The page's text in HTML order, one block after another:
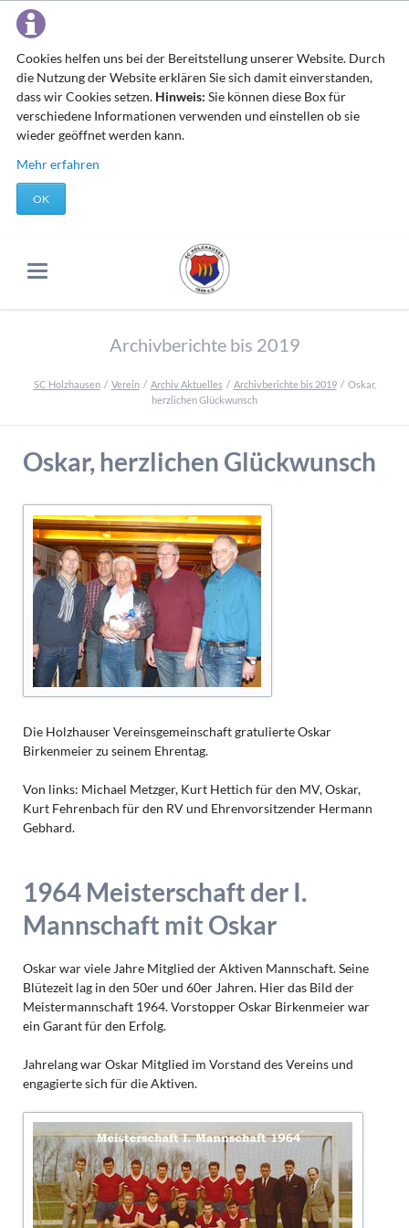
Cookies helfen uns bei der Bereitstellung unserer Website. Durch
die Nutzung der Website erklären Sie sich damit einverstanden,
dass wir Cookies setzen. Hinweis: Sie können diese Box für
verschiedene Informationen verwenden und einstellen ob sie
wieder geöffnet werden kann.
Mehr erfahren
OK
Archivberichte bis 2019
SC Holzhausen Verein Archiv Aktuelles Archivberichte bis 2019
Oskar,
herzlichen Glückwunsch
Oskar, herzlichen Glückwunsch
Die Holzhauser Vereinsgemeinschaft gratulierte Oskar
Birkenmeier zu seinem Ehrentag.
Von links: Michael Metzger, Kurt Hettich für den MV, Oskar,
Kurt Fehrenbach für den RV und Ehrenvorsitzender Hermann
Gebhard.
1964 Meisterschaft der I.
Mannschaft mit Oskar
Oskar war viele Jahre Mitglied der Aktiven Mannschaft. Seine
Blütezeit lag in den 50er und 60er Jahren. Hier das Bild der
Meistermannschaft 1964. Vorstopper Oskar Birkenmeier war
ein Garant für den Erfolg.
Jahrelang war Oskar Mitglied im Vorstand des Vereins und
engagierte sich für die Aktiven.